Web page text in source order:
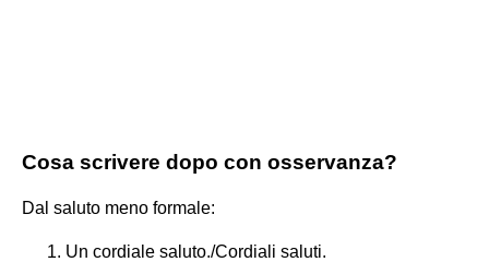
Cosa scrivere dopo con osservanza?
Dal saluto meno formale:
Un cordiale saluto./Cordiali saluti.